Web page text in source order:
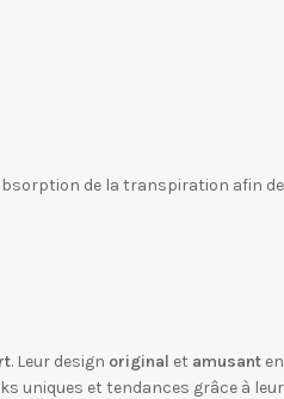
de la transpiration afin
. Leur design original et amusant
uniques et tendances grâce à